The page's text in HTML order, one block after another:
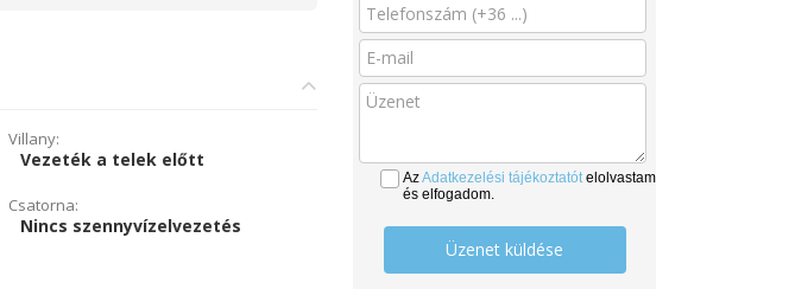
Villany:
Vezeték a telek előtt
Csatorna:
Nincs szennyvízelvezetés
AzAdatkezelési tájékoztatótelolvastam
és elfogadom.
Üzenet küldése